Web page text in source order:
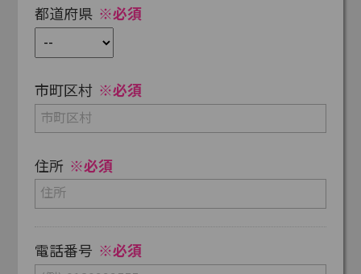
都道府県 ※必須
市町区村 ※必須
住所 ※必須
電話番号 ※必須